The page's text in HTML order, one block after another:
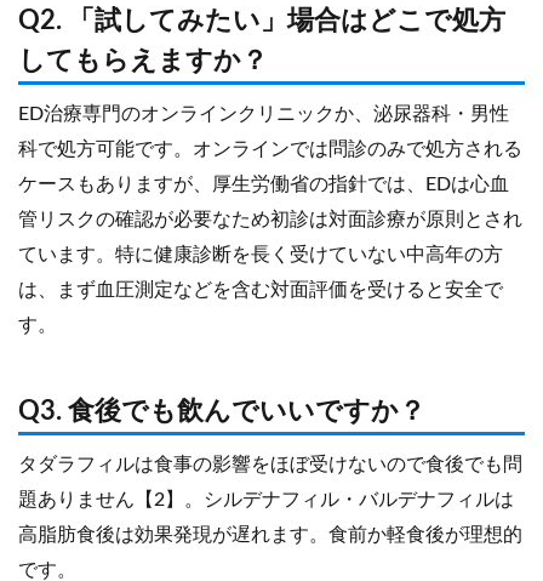
Q2. 「試してみたい」場合はどこで処方
してもらえますか？
ED治療専門のオンラインクリニックか、泌尿器科・男性
科で処方可能です。オンラインでは問診のみで処方される
ケースもありますが、厚生労働省の指針では、EDは心血
管リスクの確認が必要なため初診は対面診療が原則とされ
ています。特に健康診断を長く受けていない中高年の方
は、まず血圧測定などを含む対面評価を受けると安全で
す。
Q3. 食後でも飲んでいいですか？
タダラフィルは食事の影響をほぼ受けないので食後でも問
題ありません【2】。シルデナフィル・バルデナフィルは
高脂肪食後は効果発現が遅れます。食前か軽食後が理想的
です。